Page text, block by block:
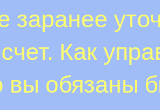
заранее
Как
вы обязаны